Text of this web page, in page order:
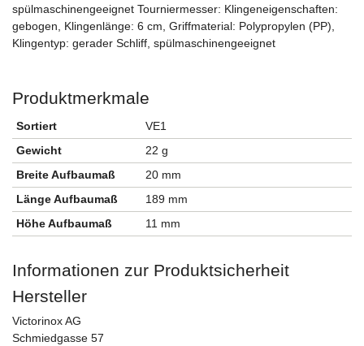
spülmaschinengeeignet Tourniermesser: Klingeneigenschaften:
gebogen, Klingenlänge: 6 cm, Griffmaterial: Polypropylen (PP),
Klingentyp: gerader Schliff, spülmaschinengeeignet
Produktmerkmale
Sortiert
VE1
Gewicht
22 g
Breite Aufbaumaß
20 mm
Länge Aufbaumaß
189 mm
Höhe Aufbaumaß
11 mm
Informationen zur Produktsicherheit
Hersteller
Victorinox AG
Schmiedgasse 57